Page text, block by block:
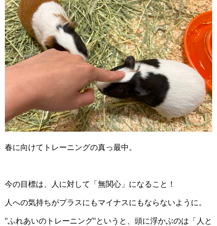
春に向けてトレーニングの真っ最中。
今の目標は、人に対して「無関心」になること！
人への気持ちがプラスにもマイナスにもならないように。
"ふれあいのトレーニング"というと、頭に浮かぶのは「人と